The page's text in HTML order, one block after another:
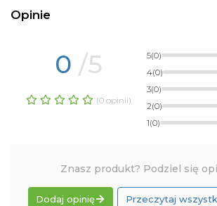
Opinie
0 /5
(0 opinii)
5(0)
4(0)
3(0)
2(0)
1(0)
Znasz produkt? Podziel się
Dodaj opinię Przeczytaj